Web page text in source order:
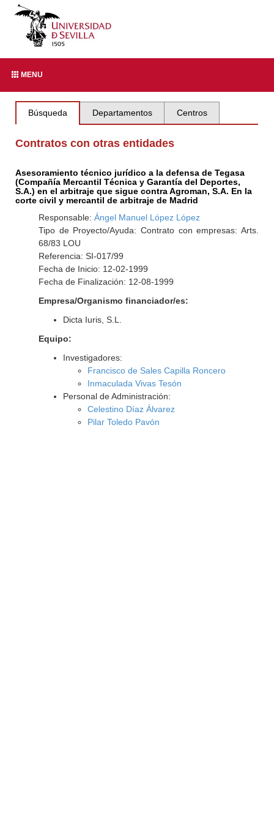
MENU
Búsqueda Departamentos Centros
Contratos con otras entidades
Asesoramiento técnico jurídico a la defensa de Tegasa
(Compañía Mercantil Técnica y Garantía del Deportes,
S.A.) en el arbitraje que sigue contra Agroman, S.A. En la
corte civil y mercantil de arbitraje de Madrid
Responsable: Ángel Manuel López López
Tipo de Proyecto/Ayuda: Contrato con empresas: Arts.
68/83 LOU
Referencia: SI-017/99
Fecha de Inicio: 12-02-1999
Fecha de Finalización: 12-08-1999
Empresa/Organismo financiador/es:
Dicta Iuris, S.L.
Equipo:
Investigadores:
Francisco de Sales Capilla Roncero
Inmaculada Vivas Tesón
Personal de Administración:
Celestino Díaz Álvarez
Pilar Toledo Pavón